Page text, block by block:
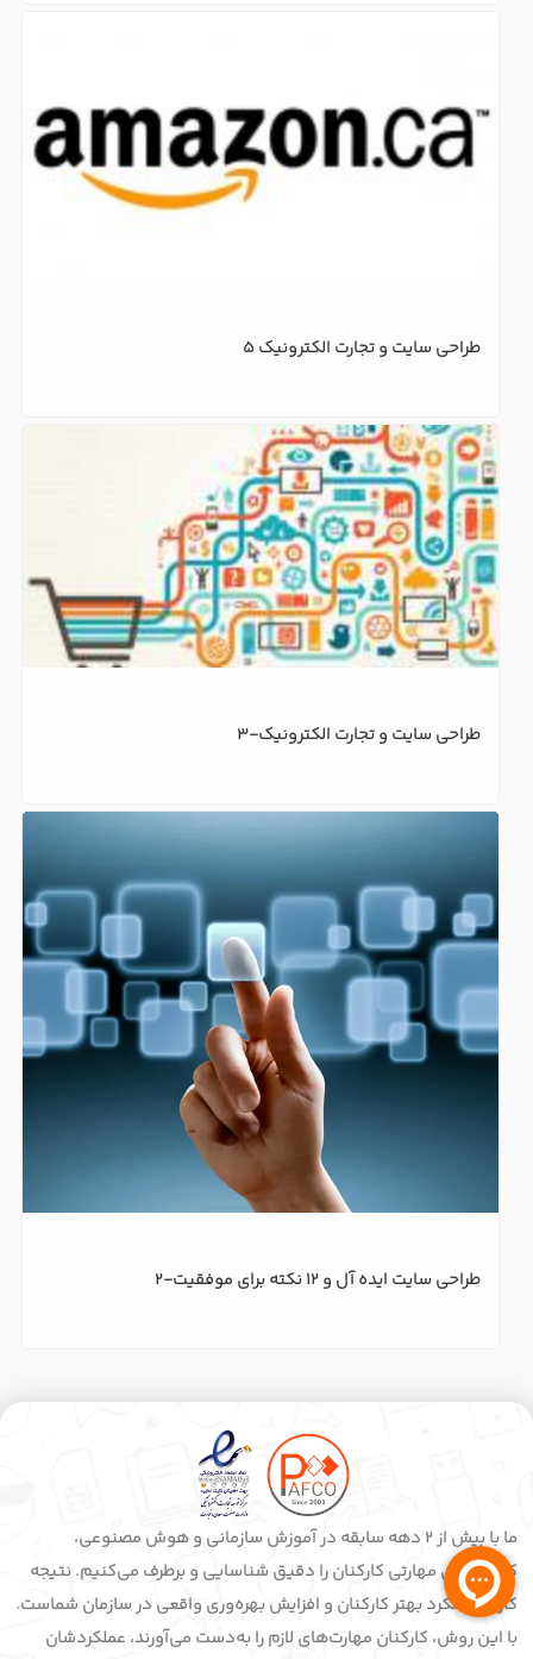
طراحی سایت و تجارت الکترونیک 5
طراحی سایت و تجارت الکترونیک-3
طراحی سایت ایده آل و 12 نکته برای موفقیت-2
ما با بیش از 2 دهه سابقه در آموزش سازمانی و هوش مصنوعی،
کمبودهای مهارتی کارکنان را دقیق شناسایی و برطرف می‌کنیم. نتیجه
کار ما عملکرد بهتر کارکنان و افزایش بهره‌وری واقعی در سازمان شماست.
با این روش، کارکنان مهارت‌های لازم را به‌دست می‌آورند، عملکردشان